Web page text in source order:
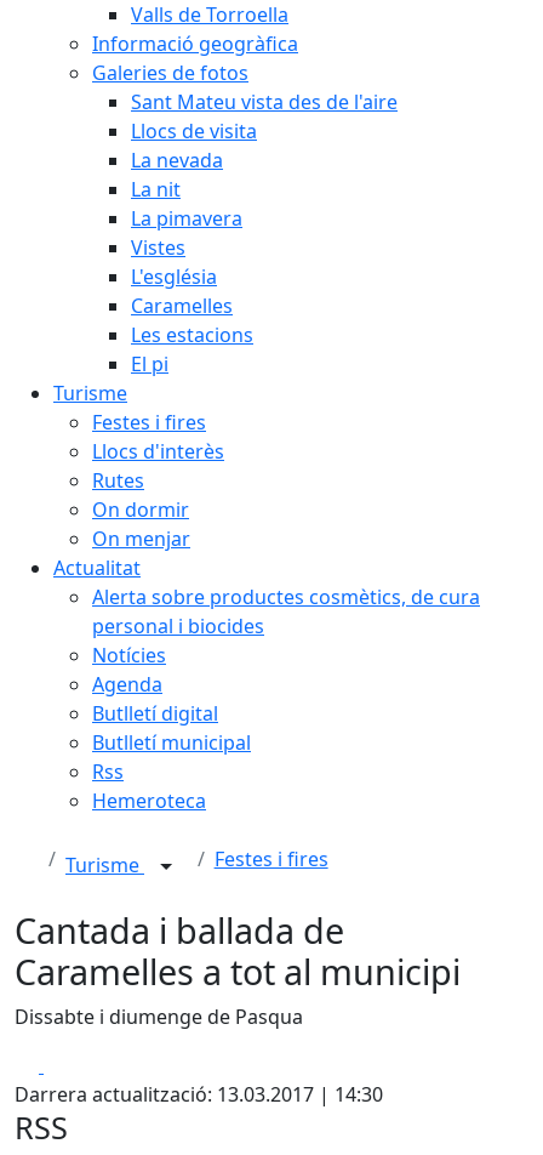
Valls de Torroella
Informació geogràfica
Galeries de fotos
Sant Mateu vista des de l'aire
Llocs de visita
La nevada
La nit
La pimavera
Vistes
L'església
Caramelles
Les estacions
El pi
Turisme
Festes i fires
Llocs d'interès
Rutes
On dormir
On menjar
Actualitat
Alerta sobre productes cosmètics, de cura
personal i biocides
Notícies
Agenda
Butlletí digital
Butlletí municipal
Rss
Hemeroteca
Turisme Festes i fires
Cantada i ballada de
Caramelles a tot al municipi
Dissabte i diumenge de Pasqua
Darrera actualització: 13.03.2017 | 14:30
RSS